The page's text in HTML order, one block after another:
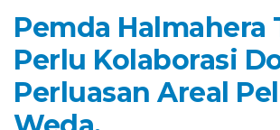
Pemda Halmahera
Perlu Kolaborasi
Perluasan Areal